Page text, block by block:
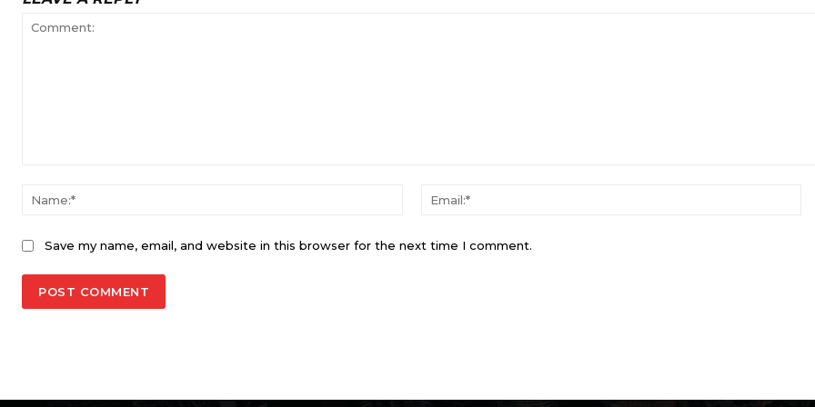
Name:*
Save my name, email, and website in this browser for the next time I comment.